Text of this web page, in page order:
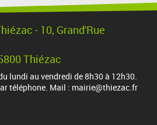
- 10, Grand'Rue
Thiézac
lundi au vendredi de 8h30 à 12h30.
téléphone. Mail : mairie@thiezac.fr